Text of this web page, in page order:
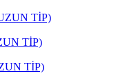
TİP)
TİP)
TİP)